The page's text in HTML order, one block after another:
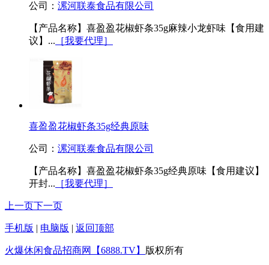
公司： 漯河联泰食品有限公司
【产品名称】喜盈盈花椒虾条35g麻辣小龙虾味【食用建
议】... ［我要代理］
喜盈盈花椒虾条35g经典原味
公司： 漯河联泰食品有限公司
【产品名称】喜盈盈花椒虾条35g经典原味【食用建议】
开封... ［我要代理］
上一页下一页
手机版 | 电脑版 | 返回顶部
火爆休闲食品招商网【6888.TV】 版权所有